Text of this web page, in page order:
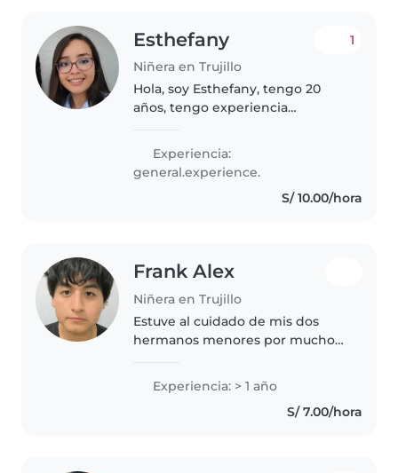
Esthefany
Niñera en Trujillo
1
Hola, soy Esthefany, tengo 20
años, tengo experiencia
edades desde pequeña, me
gusta tratar con niños ya que soy
una persona muy paciente,
Experiencia:
general.experience.
S/ 10.00/hora
Frank Alex
Niñera en Trujillo
Estuve al cuidado de mis dos
hermanos menores por muchos
comprensivo, escuchar y sobre
todo adecuarme a los gustos de
cada uno, soy muy acomedido,
Experiencia: > 1 año
S/ 7.00/hora